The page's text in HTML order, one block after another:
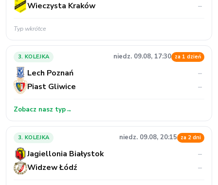
Wieczysta Kraków
–
Typ wkrótce
3. KOLEJKA niedz. 09.08, 17:30 za 1 dzień
Lech Poznań
–
Piast Gliwice
–
Zobacz nasz typ→
3. KOLEJKA niedz. 09.08, 20:15 za 2 dni
Jagiellonia Białystok
–
Widzew Łódź
–